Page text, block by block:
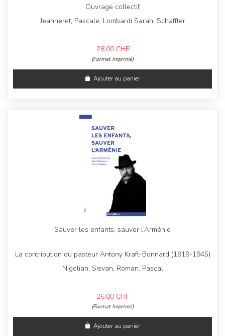
Ouvrage collectif
Jeanneret, Pascale, Lombardi Sarah, Schaffter
28,00 CHF
(Format Imprimé)
Ajouter au panier
Sauver les enfants, sauver l’Arménie
La contribution du pasteur Antony Kraft-Bonnard (1919-1945)
Nigolian, Sisvan, Roman, Pascal
26,00 CHF
(Format Imprimé)
Ajouter au panier